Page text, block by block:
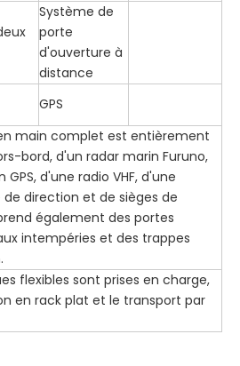
Système de
porte
d'ouverture à
distance
GPS
main complet est entièrement
bord, d'un radar marin Furuno,
d'une radio VHF, d'une
direction et de sièges de
également des portes
intempéries et des trappes
flexibles sont prises en charge,
en rack plat et le transport par